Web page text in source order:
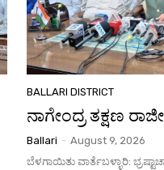
BALLARI DISTRICT
ನಾಗೇಂದ್ರ ತಕ್ಷಣ
Ballari - August 9, 2026
ಬೆಳಗಾಯಿತು ವಾರ್ತೆಬಳ್ಳಾರಿ: